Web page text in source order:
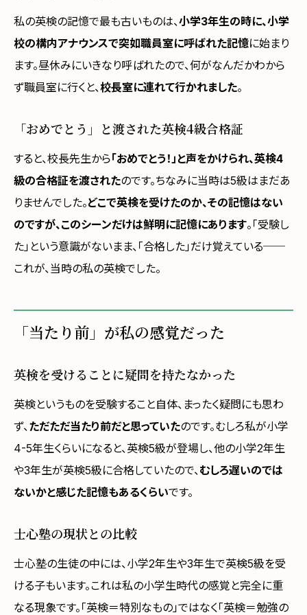
私の英検の記憶で最も古いものは、小学3年生の時に、小学
校の構内アナウンスで突如職員室に呼ばれた記憶に始まり
ます。昼休みにいきなり呼ばれたので、何がなんだかわから
ず職員室に行くと、校長室に連れて行かれました。
「おめでとう」と渡された英検4級合格証
すると、校長先生から「おめでとう！」と声をかけられ、英検4
級の合格証を渡されたのです。ちなみに当時は5級はまだあ
りませんでした。どこで英検を受けたのか、その記憶はない
のですが、このシーンだけは鮮明に記憶にあります。「受験し
た」という意識がないまま、「合格した」だけ覚えている──
これが、当時の私の英検でした。
「当たり前」が私の感覚だった
英検を受けることに疑問を持たなかった
英検というものを受験すること自体、まったく疑問にも思わ
ず、ただただ当たり前だと思っていたのです。むしろ私が小学
4-5年生くらいになると、英検5級が登場し、他の小学2年生
や3年生が英検5級に合格していたので、むしろ遅いのでは
ないかと感じた記憶もあるくらいです。
士心塾の現状との比較
士心塾の生徒の中には、小学2年生や3年生で英検5級を受
ける子もいます。これは私の小学生時代の感覚と完全に重
なる現象です。「英検＝特別なもの」ではなく「英検＝勉強の